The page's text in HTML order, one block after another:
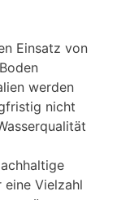
Einsatz von
werden
nicht
eine Vielzahl